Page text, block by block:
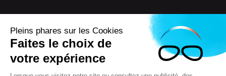
Pleins phares sur les Cookies
Faites le choix de
votre expérience